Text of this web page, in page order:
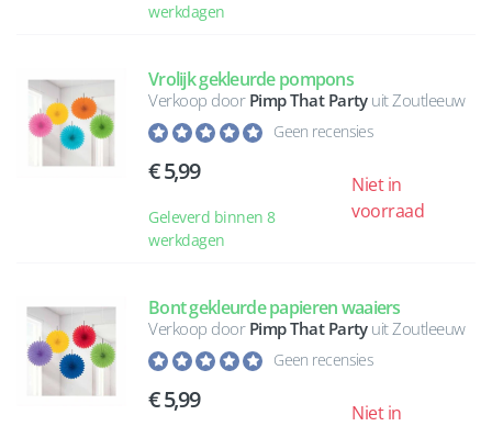
werkdagen
Vrolijk gekleurde pompons
Verkoop door Pimp That Partyuit Zoutleeuw
Geen recensies
5,99
Geleverd binnen 8
werkdagen
Niet in
voorraad
Bont gekleurde papieren waaiers
Verkoop door Pimp That Partyuit Zoutleeuw
Geen recensies
5,99
Niet in